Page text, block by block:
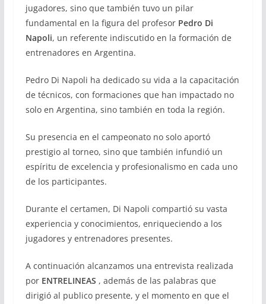
jugadores, sino que también tuvo un pilar
fundamental en la figura del profesor Pedro Di
Napoli, un referente indiscutido en la formación de
entrenadores en Argentina.
Pedro Di Napoli ha dedicado su vida a la capacitación
de técnicos, con formaciones que han impactado no
solo en Argentina, sino también en toda la región.
Su presencia en el campeonato no solo aportó
prestigio al torneo, sino que también infundió un
espíritu de excelencia y profesionalismo en cada uno
de los participantes.
Durante el certamen, Di Napoli compartió su vasta
experiencia y conocimientos, enriqueciendo a los
jugadores y entrenadores presentes.
A continuación alcanzamos una entrevista realizada
por ENTRELINEAS , además de las palabras que
dirigió al publico presente, y el momento en que el